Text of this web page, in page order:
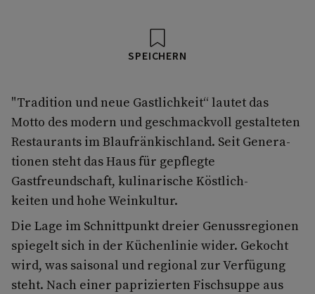
SPEICHERN
"Tradition und neue Gastlichkeit“ lautet das
Motto des modern und ge­schmackvoll gestalteten
Restaurants im Blaufränkischland. Seit Genera­
tionen steht das Haus für gepflegte
Gastfreundschaft, kulinarische Köstlich­
keiten und hohe Weinkultur.
Die Lage im Schnittpunkt dreier Genussregionen
spiegelt sich in der Küchen­linie wider. Gekocht
wird, was saisonal und regional zur Verfügung
steht. Nach einer paprizierten Fischsuppe aus